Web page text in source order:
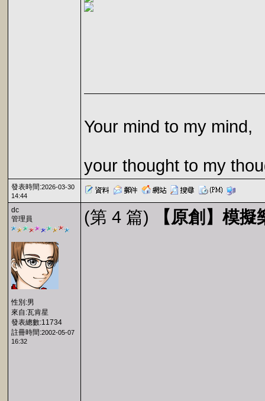
Your mind to my mind,
your thought to my
發表時間:2026-03-30
14:44
dc
管理員
性別:男
來自:瓦肯星
發表總數:11734
註冊時間:2002-05-07
16:32
(第 4 篇) 【原創】模